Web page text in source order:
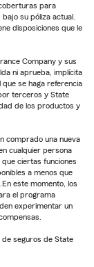
para
su póliza actual.
disposiciones que le
Company y sus
ni aprueba, implícita
se haga referencia
terceros y State
de los productos y
comprado una nueva
cualquier persona
que ciertas funciones
a menos que
este momento, los
el programa
experimentar un
seguros de State